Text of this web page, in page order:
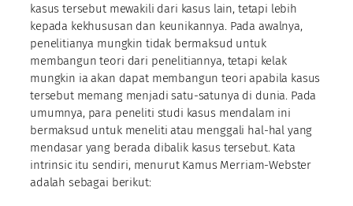
kasus tersebut mewakili dari kasus lain, tetapi lebih
kepada kekhususan dan keunikannya. Pada awalnya,
penelitianya mungkin tidak bermaksud untuk
membangun teori dari penelitiannya, tetapi kelak
mungkin ia akan dapat membangun teori apabila kasus
tersebut memang menjadi satu-satunya di dunia. Pada
umumnya, para peneliti studi kasus mendalam ini
bermaksud untuk meneliti atau menggali hal-hal yang
mendasar yang berada dibalik kasus tersebut. Kata
intrinsic itu sendiri, menurut Kamus Merriam-Webster
adalah sebagai berikut: